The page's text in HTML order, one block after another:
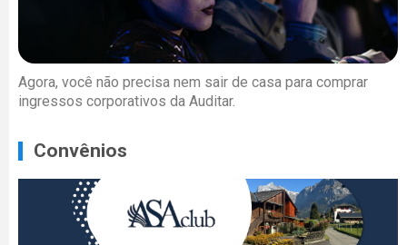
Agora, você não precisa nem sair de casa para comprar
ingressos corporativos da Auditar.
Convênios